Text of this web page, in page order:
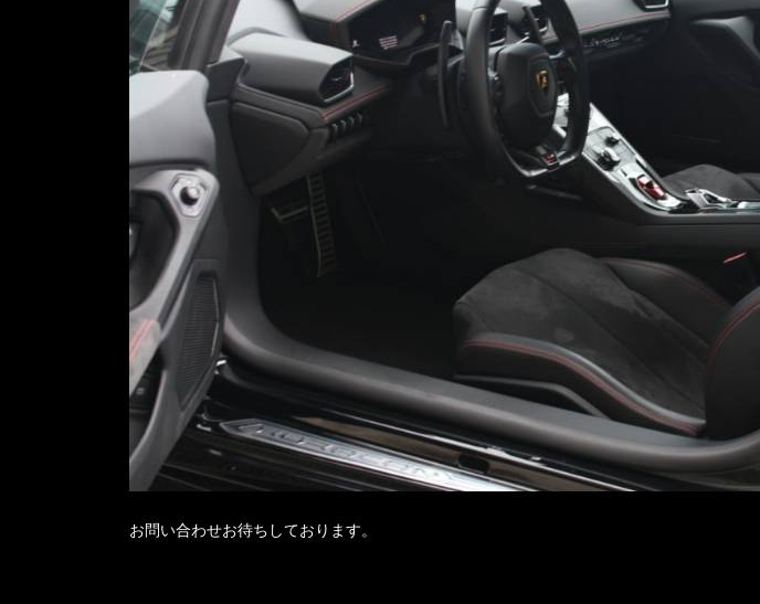
お問い合わせお待ちしております。